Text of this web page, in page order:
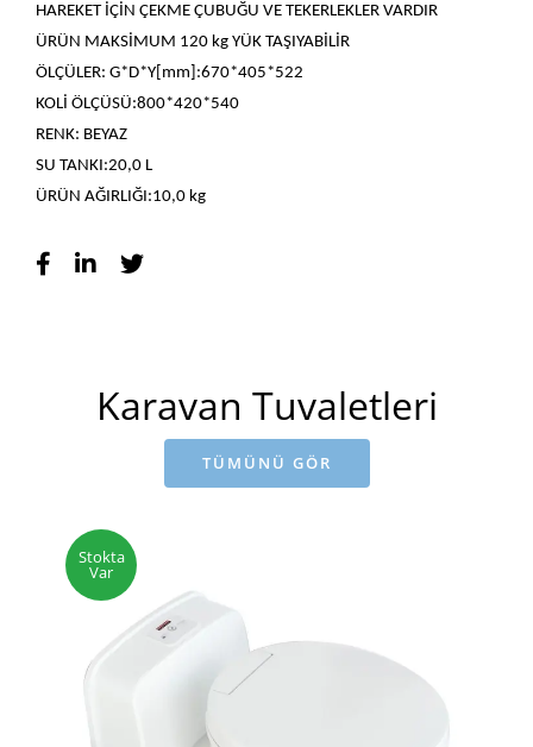
HAREKET İÇİN ÇEKME ÇUBUĞU VE TEKERLEKLER VARDIR
ÜRÜN MAKSİMUM 120 kg YÜK TAŞIYABİLİR
ÖLÇÜLER: G*D*Y[mm]:670*405*522
KOLİ ÖLÇÜSÜ:800*420*540
RENK: BEYAZ
SU TANKI:20,0 L
ÜRÜN AĞIRLIĞI:10,0 kg
Karavan Tuvaletleri
TÜMÜNÜ GÖR
Stokta
Var